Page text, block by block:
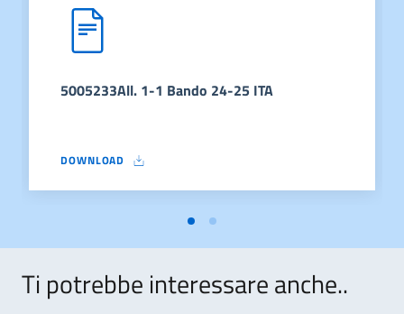
5005233All. 1-1 Bando 24-25 ITA
DOWNLOAD
5005233ALL. 1-1 BANDO 24-25 ITA
Ti potrebbe interessare anche..